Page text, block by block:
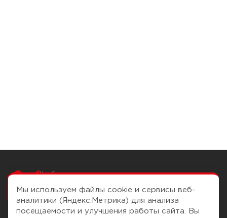
Чтобы вам легко
Мы используем файлы cookie и сервисы веб-
аналитики (Яндекс.Метрика) для анализа
посещаемости и улучшения работы сайта. Вы